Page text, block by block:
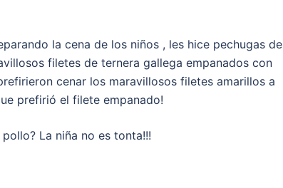
la cena de los niños , les hice pechugas de
filetes de ternera gallega empanados con
cenar los maravillosos filetes amarillos a
prefirió el filete empanado!
La niña no es tonta!!!